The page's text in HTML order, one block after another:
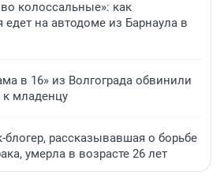
колоссальные»: как
едет на автодоме из Барнаула в
в 16» из Волгограда обвинили
к младенцу
блогер, рассказывавшая о борьбе
умерла в возрасте 26 лет